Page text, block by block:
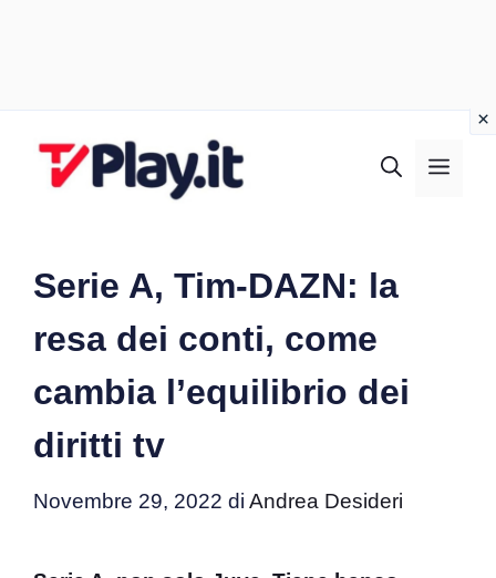
Serie A, Tim-DAZN: la
resa dei conti, come
cambia l’equilibrio dei
diritti tv
Novembre 29, 2022 di Andrea Desideri